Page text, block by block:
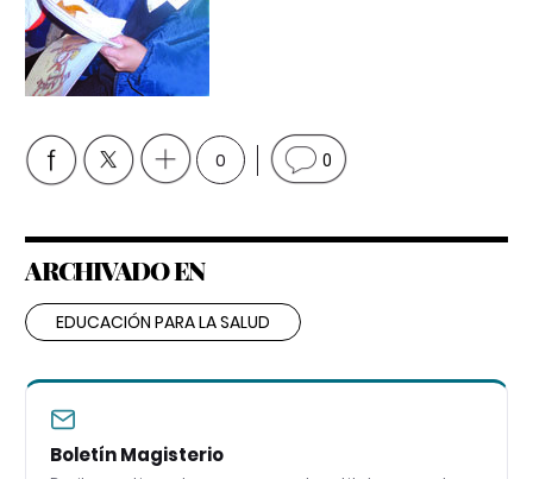
0 0
ARCHIVADO EN
EDUCACIÓN PARA LA SALUD
Boletín Magisterio